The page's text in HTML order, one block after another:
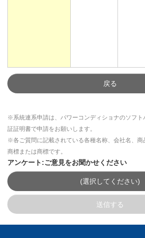
戻る
※系統連系申請は、パワーコンディショナのソフト
証証明書で申請をお願いします。
※各ご質問に記載されている各種名称、会社名、商
商標または商標です。
アンケート:ご意見をお聞かせください
(選択してください)
送信する